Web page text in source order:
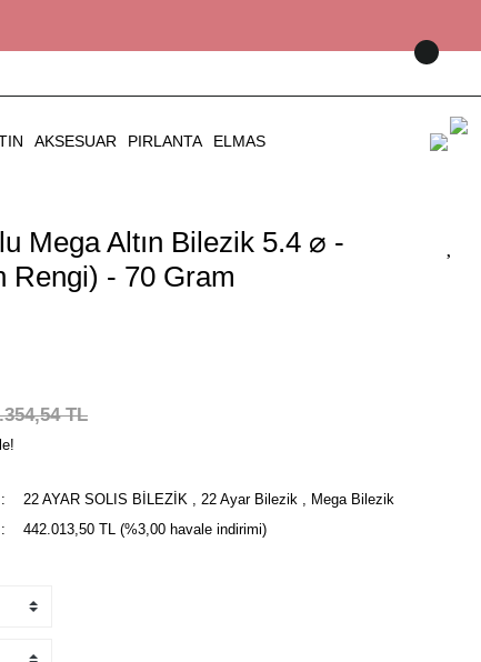
AKSESUAR PIRLANTA ELMAS
Mega Altın Bilezik 5.4 ⌀ -
Rengi) - 70 Gram
TL
22 AYAR SOLIS BİLEZİK , 22 Ayar Bilezik , Mega Bilezik
442.013,50 TL (%3,00 havale indirimi)